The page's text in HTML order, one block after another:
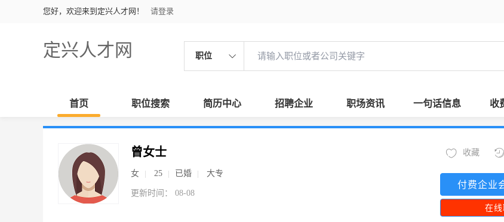
您好，欢迎来到定兴人才网！ 请登录
定兴人才网 职位
首页 职位搜索 简历中心 招聘企业 职场资讯 一句话信息 收
曾女士
女 25 已婚 大专
更新时间： 08-08
收藏
付费企业
在线